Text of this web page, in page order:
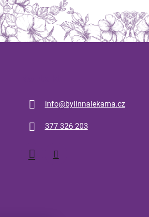
info@bylinnalekarna.cz
377 326 203